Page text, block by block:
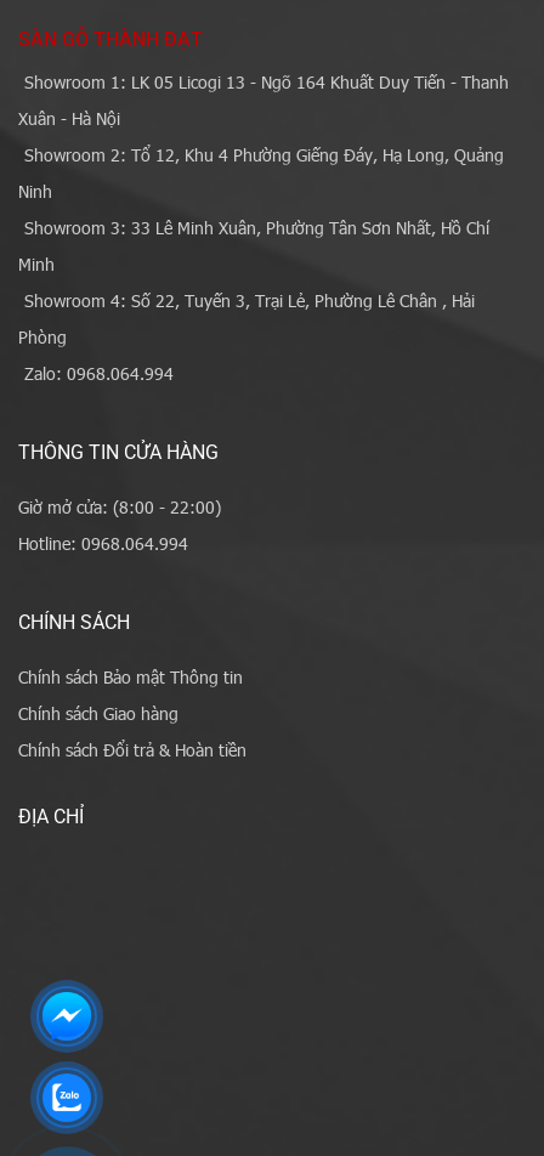
SÀN GỖ THÀNH ĐẠT
Showroom 1: LK 05 Licogi 13 - Ngõ 164 Khuất Duy Tiến - Thanh
Xuân - Hà Nội
Showroom 2: Tổ 12, Khu 4 Phường Giếng Đáy, Hạ Long, Quảng
Ninh
Showroom 3: 33 Lê Minh Xuân, Phường Tân Sơn Nhất, Hồ Chí
Minh
Showroom 4: Số 22, Tuyến 3, Trại Lẻ, Phường Lê Chân , Hải
Phòng
Zalo: 0968.064.994
THÔNG TIN CỬA HÀNG
Giờ mở cửa: (8:00 - 22:00)
Hotline: 0968.064.994
CHÍNH SÁCH
Chính sách Bảo mật Thông tin
Chính sách Giao hàng
Chính sách Đổi trả & Hoàn tiền
ĐỊA CHỈ